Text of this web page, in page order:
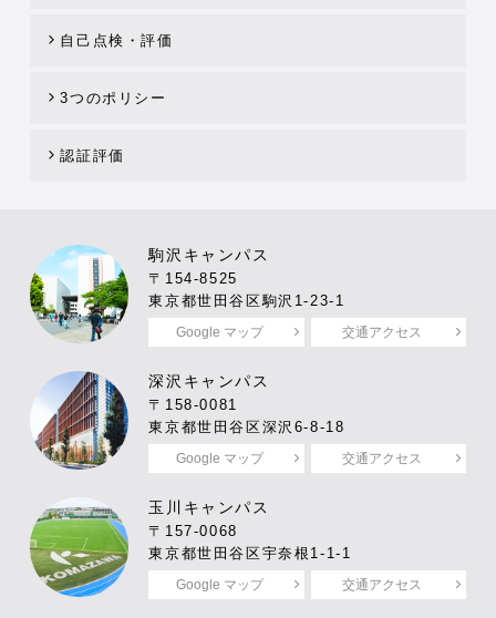
自己点検・評価
3つのポリシー
認証評価
駒沢キャンパス
〒154-8525
東京都世田谷区駒沢1-23-1
Google マップ 交通アクセス
深沢キャンパス
〒158-0081
東京都世田谷区深沢6-8-18
Google マップ 交通アクセス
玉川キャンパス
〒157-0068
東京都世田谷区宇奈根1-1-1
Google マップ 交通アクセス